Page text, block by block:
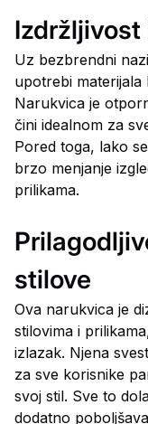
Uz bezbrendni
upotrebi
Narukvica je
čini idealnom za
Pored toga, lako
brzo menjanje
prilikama.
stilove
Ova narukvica je
stilovima i
izlazak. Njena
za sve korisnike
svoj stil. Sve to
dodatno